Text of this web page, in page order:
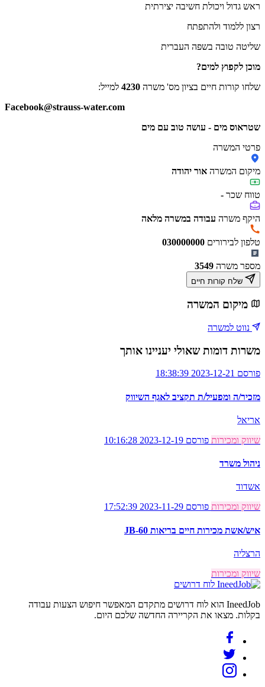
ראש גדול ויכולת חשיבה יצירתית
רצון ללמוד ולהתפתח
שליטה טובה בשפה העברית
מוכן לקפוץ למים?
שלחו קורות חיים בציון מס' משרה 4230 למייל:
Facebook@strauss-water.com
שטראוס מים - עושה טוב עם מים
פרטי המשרה
מיקום המשרה אור יהודה
טווח שכר -
היקף משרה עבודה במשרה מלאה
טלפון לבירורים 030000000
מספר משרה 3549
מיקום המשרה
נווט למשרה
משרות דומות שאולי יעניינו אותך
פורסם 2023-12-21 18:38:39
מזכיר/ה ומפעיל/ת תקציב לאגף השיווק
אריאל
שיווק ומכירות פורסם 2023-12-19 10:16:28
ניהול משרד
אשדוד
שיווק ומכירות פורסם 2023-11-29 17:52:39
איש/אשת מכירות חיים בריאות JB-60
הרצליה
שיווק ומכירות
לוח דרושים
IneedJob הוא לוח דרושים מתקדם המאפשר חיפוש הצעות עבודה
בקלות. מצאו את הקריירה החדשה שלכם היום.